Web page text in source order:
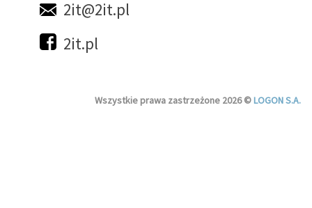
2it@2it.pl
2it.pl
Wszystkie prawa zastrzeżone 2026 ©LOGON S.A.